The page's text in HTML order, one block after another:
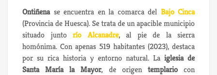
Ontiñenase encuentra en la comarca del Bajo Cinca
(Provincia de Huesca). Se trata de un apacible municipio
situado junto río Alcanadre, al pie de la sierra
homónima. Con apenas 519 habitantes (2023), destaca
por su rica historia y entorno natural. La iglesia de
Santa María la Mayor, de origen templariocon